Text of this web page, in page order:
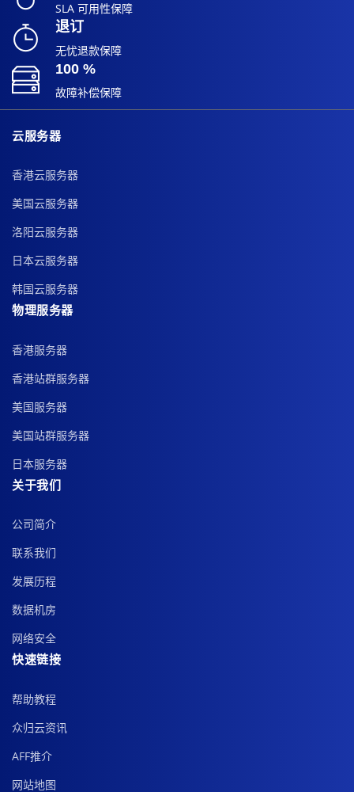
SLA 可用性保障
退订
无忧退款保障
100 %
故障补偿保障
云服务器
香港云服务器
美国云服务器
洛阳云服务器
日本云服务器
韩国云服务器
物理服务器
香港服务器
香港站群服务器
美国服务器
美国站群服务器
日本服务器
关于我们
公司简介
联系我们
发展历程
数据机房
网络安全
快速链接
帮助教程
众归云资讯
AFF推介
网站地图